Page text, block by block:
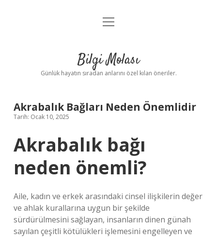
Anasayfa
Yasal Uyarı
menüyü
Bilgi Molası
Günlük hayatın sıradan anlarını özel kılan öneriler.
Akrabalık Bağları Neden Önemlidir
Tarih: Ocak 10, 2025
Akrabalık bağı
neden önemli?
Aile, kadın ve erkek arasındaki cinsel ilişkilerin değer
ve ahlak kurallarına uygun bir şekilde
sürdürülmesini sağlayan, insanların dinen günah
sayılan çeşitli kötülükleri işlemesini engelleyen ve